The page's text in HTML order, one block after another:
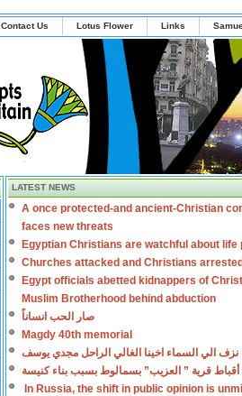
Contact Us Lotus Flower Links
LATEST NEWS
A once protected-and ancient-Christian
faces new threats
Egyptian Christians are watchful about life
Churches attacked and Christians
Egypt officials abetted kidnappers of
Muslim Brotherhood behind abduction
صار الحب انساناً
Magdy 40th memorial
نزف الي السماء اخينا الغالي الراحل مجدي يوسف
أقباط قرية ” العزيب” بسمالوط بسبب بناء كنيسة
In Russia, the shift in public opinion is